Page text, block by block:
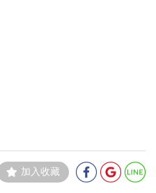
加入收藏